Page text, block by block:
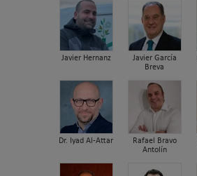
Javier Hernanz
Javier García
Breva
Dr. Iyad Al-Attar
Rafael Bravo
Antolín